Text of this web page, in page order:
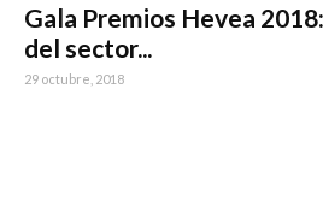
Gala Premios Hevea 2018:
del sector...
29 octubre, 2018